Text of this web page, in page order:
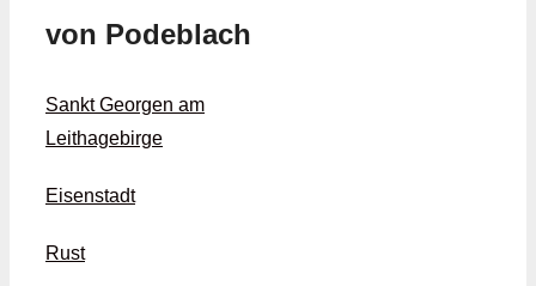
von Podeblach
Sankt Georgen am
Leithagebirge
Eisenstadt
Rust